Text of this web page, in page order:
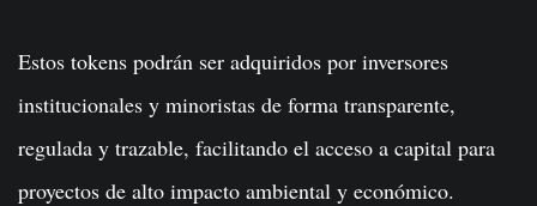
Estos tokens podrán ser adquiridos por inversores
institucionales y minoristas de forma transparente,
regulada y trazable, facilitando el acceso a capital para
proyectos de alto impacto ambiental y económico.